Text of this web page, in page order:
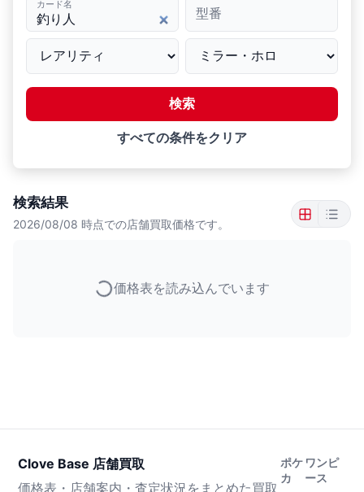
カード名
型番
検索
すべての条件をクリア
検索結果
2026/08/08 時点での店舗買取価格です。
価格表を読み込んでいます
Clove Base 店舗買取
価格表・店舗案内・査定状況をまとめた買取
ポケ
カ
ワンピ
ース